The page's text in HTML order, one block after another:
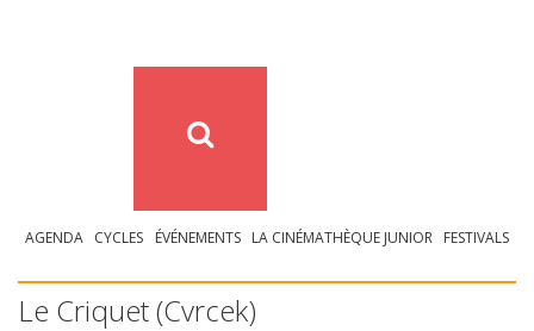
AGENDA CYCLES ÉVÉNEMENTS LA CINÉMATHÈQUE JUNIOR FESTIVALS
Le Criquet (Cvrcek)